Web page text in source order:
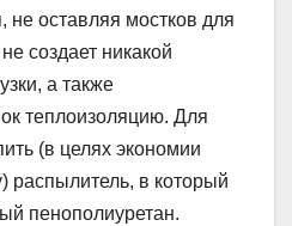
не оставляя мостков для
создает никакой
а также
теплоизоляцию. Для
(в целях экономии
распылитель, в который
пенополиуретан.